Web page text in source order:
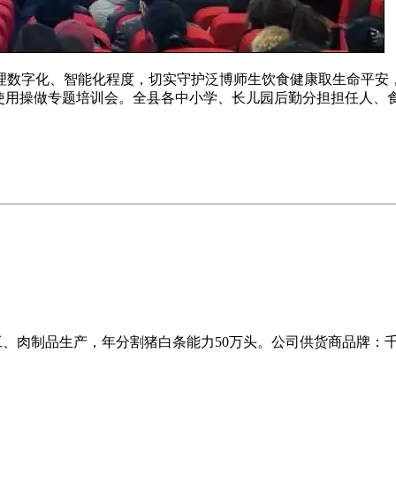
化、智能化程度，切实守护泛博师生饮食健康取生命平安
操做专题培训会。全县各中小学、长儿园后勤分担担任人
肉制品生产，年分割猪白条能力50万头。公司供货商品牌：